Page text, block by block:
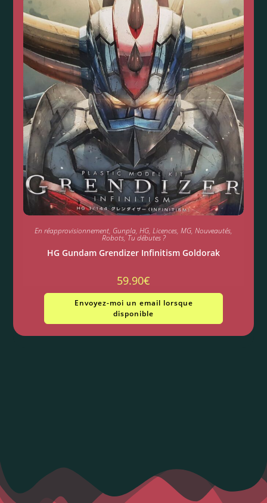
En réapprovisionnement, Gunpla, HG, Licences, MG, Nouveautés,
Robots,Tu débutes ?
HG Gundam Grendizer Infinitism Goldorak
59.90€
Envoyez-moi un email lorsque
disponible